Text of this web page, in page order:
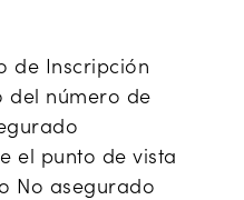
de Inscripción
del número de
el punto de vista
No asegurado